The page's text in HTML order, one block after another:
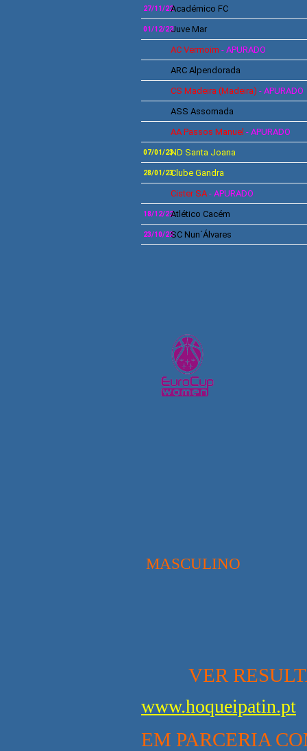
27/11/22Académico FC
01/12/22Juve Mar
AC Vermoim - APURADO
ARC Alpendorada
CS Madeira (Madeira) - APURADO
ASS Assomada
AAPassos Manuel - APURADO
07/01/23ND Santa Joana
28/01/23Clube Gandra
Cister SA - APURADO
18/12/22Atlético Cacém
23/10/22SC Nun´Álvares
MASCULINO
VER
www.hoqueipatin.pt
EM PARCERIA